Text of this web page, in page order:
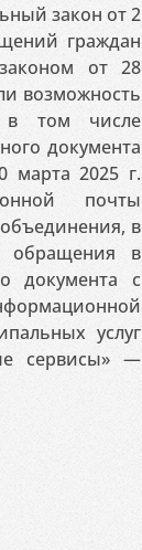
закон от 2
граждан
от 28
возможность
в том числе
документа
марта 2025 г.
почты
в
обращения в
документа с
услуг
сервисы» —